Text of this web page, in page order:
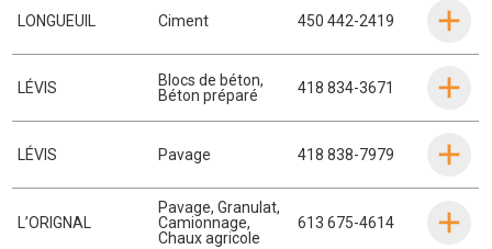
LONGUEUIL Ciment 450 442-2419
LÉVIS Blocs de béton,
Béton préparé
418 834-3671
LÉVIS Pavage 418 838-7979
L’ORIGNAL
Pavage,Granulat,
Camionnage,
Chaux agricole
613 675-4614